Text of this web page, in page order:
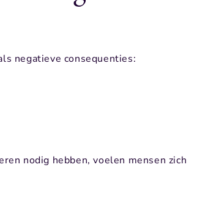
negatieve consequenties:
nodig hebben, voelen mensen zich